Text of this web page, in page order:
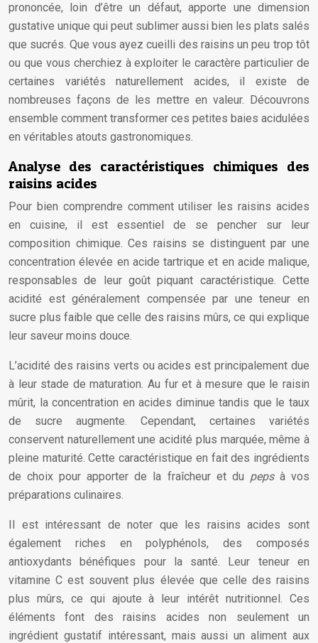
prononcée, loin d’être un défaut, apporte une dimension
gustative unique qui peut sublimer aussi bien les plats salés
que sucrés. Que vous ayez cueilli des raisins un peu trop tôt
ou que vous cherchiez à exploiter le caractère particulier de
certaines variétés naturellement acides, il existe de
nombreuses façons de les mettre en valeur. Découvrons
ensemble comment transformer ces petites baies acidulées
en véritables atouts gastronomiques.
Analyse des caractéristiques chimiques des
raisins acides
Pour bien comprendre comment utiliser les raisins acides
en cuisine, il est essentiel de se pencher sur leur
composition chimique. Ces raisins se distinguent par une
concentration élevée en acide tartrique et en acide malique,
responsables de leur goût piquant caractéristique. Cette
acidité est généralement compensée par une teneur en
sucre plus faible que celle des raisins mûrs, ce qui explique
leur saveur moins douce.
L’acidité des raisins verts ou acides est principalement due
à leur stade de maturation. Au fur et à mesure que le raisin
mûrit, la concentration en acides diminue tandis que le taux
de sucre augmente. Cependant, certaines variétés
conservent naturellement une acidité plus marquée, même à
pleine maturité. Cette caractéristique en fait des ingrédients
de choix pour apporter de la fraîcheur et du peps à vos
préparations culinaires.
Il est intéressant de noter que les raisins acides sont
également riches en polyphénols, des composés
antioxydants bénéfiques pour la santé. Leur teneur en
vitamine C est souvent plus élevée que celle des raisins
plus mûrs, ce qui ajoute à leur intérêt nutritionnel. Ces
éléments font des raisins acides non seulement un
ingrédient gustatif intéressant, mais aussi un aliment aux